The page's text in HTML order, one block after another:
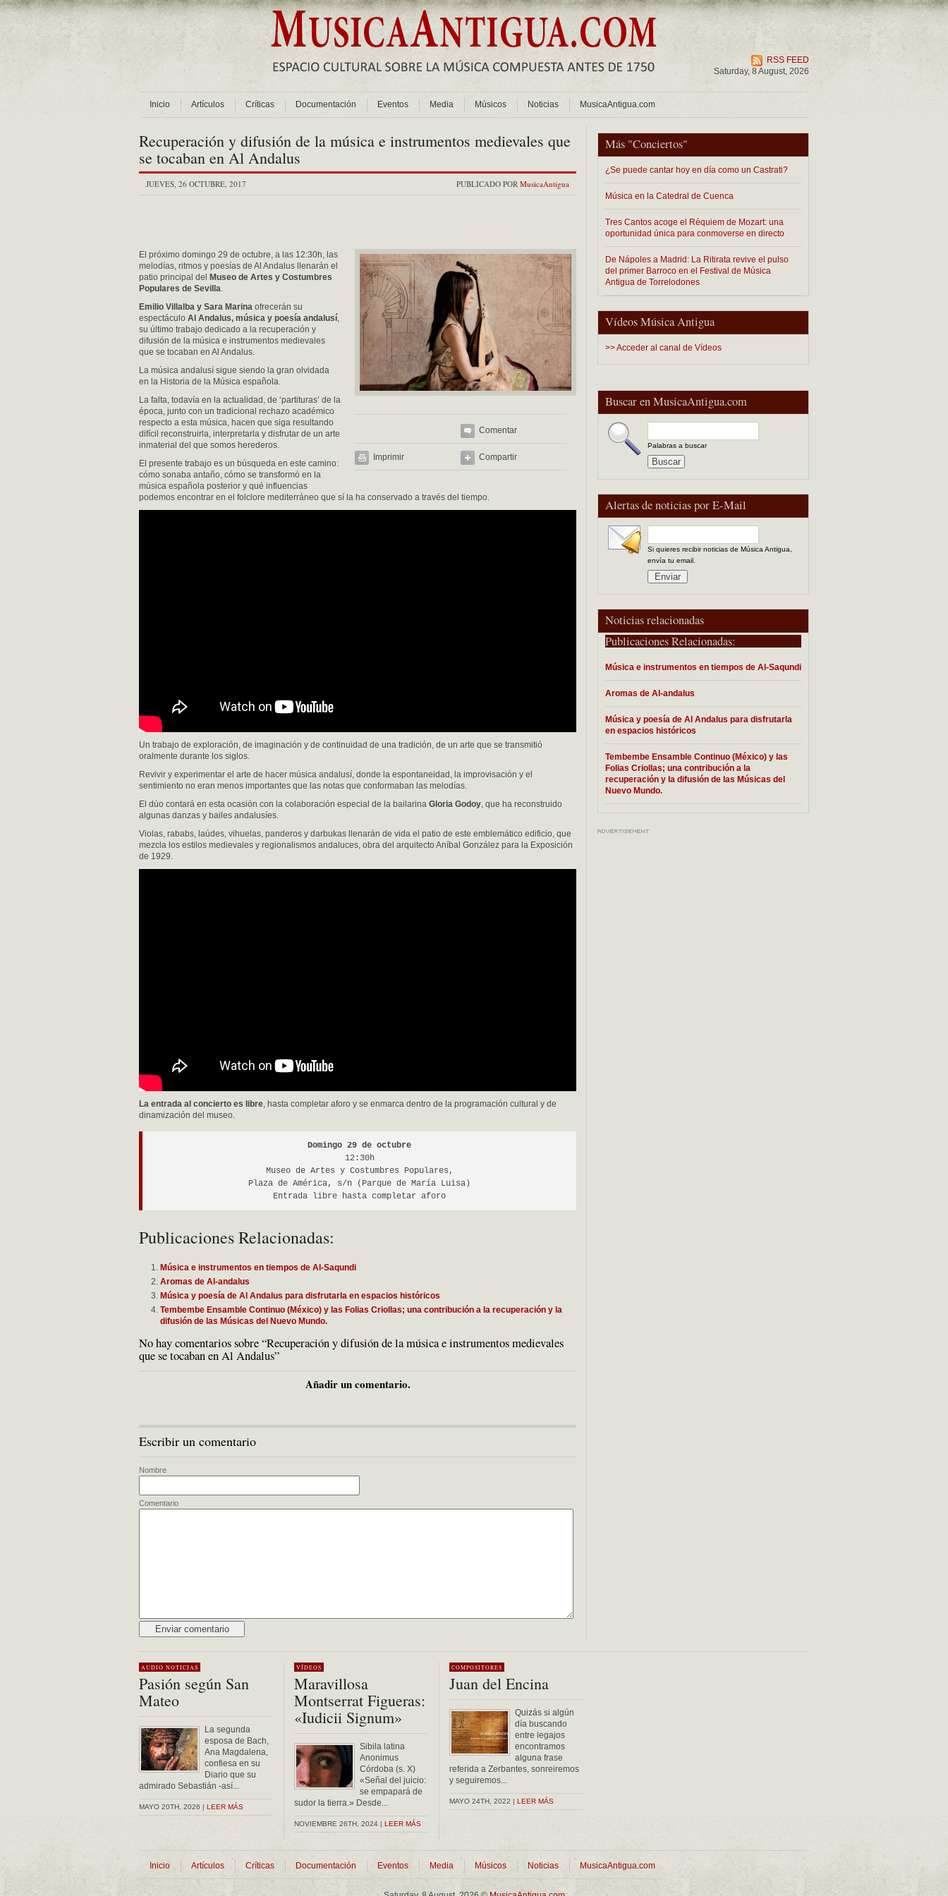
RSS FEED
Saturday, 8 August, 2026
Inicio Artículos Críticas Documentación Eventos Media Músicos Noticias MusicaAntigua.com
Más "Conciertos"
¿Se puede cantar hoy en día como un Castrati?
Música en la Catedral de Cuenca
Tres Cantos acoge el Réquiem de Mozart: una
oportunidad única para conmoverse en directo
De Nápoles a Madrid: La Ritirata revive el pulso
del primer Barroco en el Festival de Música
Antigua de Torrelodones
Vídeos Música Antigua
>> Acceder al canal de Vídeos
Buscar en MusicaAntigua.com
Palabras a buscar
Alertas de noticias por E-Mail
Si quieres recibir noticias de Música Antigua,
envía tu email.
Noticias relacionadas
Publicaciones Relacionadas:
Música e instrumentos en tiempos de Al-Saqundi
Aromas de Al-andalus
Música y poesía de Al Andalus para disfrutarla
en espacios históricos
Tembembe Ensamble Continuo (México) y las
Folias Criollas; una contribución a la
recuperación y la difusión de las Músicas del
Nuevo Mundo.
Recuperación y difusión de la música e instrumentos medievales que
se tocaban en Al Andalus
PUBLICADO POR MusicaAntigua
JUEVES, 26 OCTUBRE, 2017
Comentar
Imprimir Compartir
El próximo domingo 29 de octubre, a las 12:30h, las
melodías, ritmos y poesías de Al Andalus llenarán el
patio principal del
Museo de Artes y Costumbres
Populares de Sevilla.
Emilio Villalba y Sara Marina ofrecerán su
espectáculo Al Andalus, música y poesía andalusí,
su último trabajo dedicado a la recuperación y
difusión de la música e instrumentos medievales
que se tocaban en Al Andalus.
La música andalusí sigue siendo la gran olvidada
en la Historia de la Música española.
La falta, todavía en la actualidad, de ‘partituras’ de la
época, junto con un tradicional rechazo académico
respecto a esta música, hacen que siga resultando
difícil reconstruirla, interpretarla y disfrutar de un arte
inmaterial del que somos herederos.
El presente trabajo es un búsqueda en este camino:
cómo sonaba antaño, cómo se transformó en la
música española posterior y qué influencias
podemos encontrar en el folclore mediterráneo que sí la ha conservado a través del tiempo.
Un trabajo de exploración, de imaginación y de continuidad de una tradición, de un arte que se transmitió
oralmente durante los siglos.
Revivir y experimentar el arte de hacer música andalusí, donde la espontaneidad, la improvisación y el
sentimiento no eran menos importantes que las notas que conformaban las melodías.
El dúo contará en esta ocasión con la colaboración especial de la bailarina Gloria Godoy, que ha reconstruido
algunas danzas y bailes andalusíes.
Violas, rababs, laúdes, vihuelas, panderos y darbukas llenarán de vida el patio de este emblemático edificio, que
mezcla los estilos medievales y regionalismos andaluces, obra del arquitecto Aníbal González para la Exposición
de 1929.
La entrada al concierto es libre, hasta completar aforo y se enmarca dentro de la programación cultural y de
dinamización del museo.
Domingo 29 de octubre
12:30h
Museo de Artes y Costumbres Populares,
Plaza de América, s/n (Parque de María Luisa)
Entrada libre hasta completar aforo
Publicaciones Relacionadas:
Música e instrumentos en tiempos de Al-Saqundi
Aromas de Al-andalus
Música y poesía de Al Andalus para disfrutarla en espacios históricos
Tembembe Ensamble Continuo (México) y las Folias Criollas; una contribución a la recuperación y la
difusión de las Músicas del Nuevo Mundo.
No hay comentarios sobre “Recuperación y difusión de la música e instrumentos medievales
que se tocaban en Al Andalus”
Añadir un comentario.
Escribir un comentario
Nombre
Comentario
AUDIO NOTICIAS
Pasión según San
Mateo
La segunda
esposa de Bach,
Ana Magdalena,
confiesa en su
Diario que su
admirado Sebastián -así...
MAYO 20TH, 2026 | LEER MÁS
VÍDEOS
Maravillosa
Montserrat Figueras:
«Iudicii Signum»
Sibila latina
Anonimus
Córdoba (s. X)
«Señal del juicio:
se empapará de
sudor la tierra.» Desde...
NOVIEMBRE 26TH, 2024 | LEER MÁS
COMPOSITORES
Juan del Encina
Quizás si algún
día buscando
entre legajos
encontramos
alguna frase
referida a Zerbantes, sonreiremos
y seguiremos...
MAYO 24TH, 2022 | LEER MÁS
Inicio Artículos Críticas Documentación Eventos Media Músicos Noticias MusicaAntigua.com